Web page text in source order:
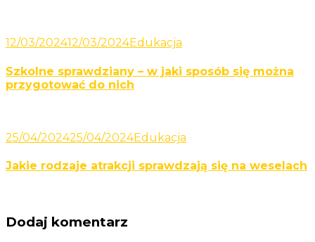
12/03/202412/03/2024Edukacja
Szkolne sprawdziany – w jaki sposób się można
przygotować do nich
25/04/202425/04/2024Edukacja
Jakie rodzaje atrakcji sprawdzają się na weselach
Dodaj komentarz